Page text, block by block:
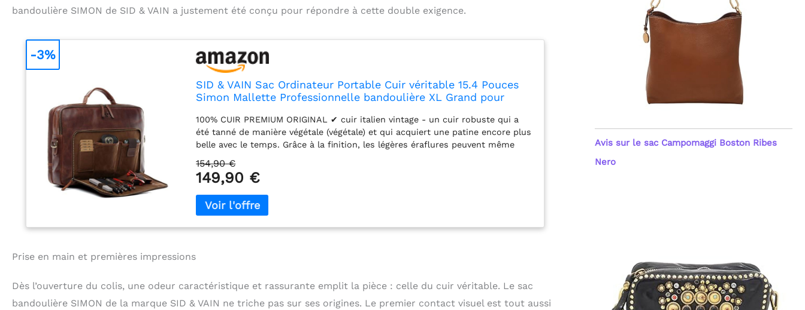
bandoulière SIMON de SID & VAIN a justement été conçu pour répondre à cette double exigence.
SID & VAIN Sac Ordinateur Portable Cuir véritable 15.4 Pouces
Simon Mallette Professionnelle bandoulière XL Grand pour
100% CUIR PREMIUM ORIGINAL ✔ cuir italien vintage - un cuir robuste qui a
été tanné de manière végétale (végétale) et qui acquiert une patine encore plus
belle avec le temps. Grâce à la finition, les légères éraflures peuvent même
8 cm) Sacoche moderne pour ordinateur portable - avec beaucoup d'espace et
un agencement bien pensé pour l'ordinateur portable, l'iPad, les dossiers A4,
etc. PRATIQUE ✔ Grâce à la fermeture eclair, le produit est facilement ouvert
et fermé. | La bandoulière amovible et réglable pour un grand confort de
COMPAGNON IDÉAL ✔ Utilisez cet élégante sac cuir en tant que sacoche pour
100% ARTISANAL - MAROQUINERIE: ✔ L'article en cuir est fait main 100%. La
154,90 €
149,90 €
-3%
Prise en main et premières impressions
Dès l’ouverture du colis, une odeur caractéristique et rassurante emplit la pièce : celle du cuir véritable. Le sac
bandoulière SIMON de la marque SID & VAIN ne triche pas sur ses origines. Le premier contact visuel est tout aussi
Avis sur le sac Campomaggi Boston Ribes
Nero